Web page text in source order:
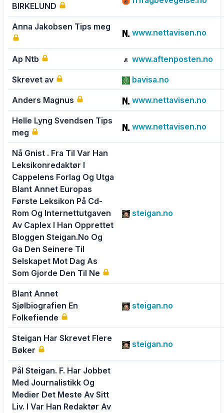
BIRKELUND
Anna Jakobsen Tips meg
www.nettavisen.no
Ap Ntb www.aftenposten.no
Skrevet av bavisa.no
Anders Magnus www.nettavisen.no
Helle Lyng Svendsen Tips
meg
www.nettavisen.no
Nå Gnist . Fra Til Var Han
Leksikonredaktør I
Cappelens Forlag Og Utga
Blant Annet Europas
Første Leksikon På Cd-
Rom Og Internettutgaven
Av Caplex I Han Opprettet
Bloggen Steigan.No Og
Ga Den Seinere Til
Selskapet Mot Dag As
Som Gjorde Den Til Ne
steigan.no
Blant Annet
Sjølbiografien En
Folkefiende
steigan.no
Steigan Har Skrevet Flere
Bøker
steigan.no
Pål Steigan. F. Har Jobbet
Med Journalistikk Og
Medier Det Meste Av Sitt
Liv. I Var Han Redaktør Av